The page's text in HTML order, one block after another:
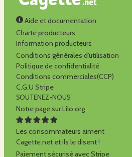
Aide et documentation
Charte producteurs
Information producteurs
Conditions générales d'utilisation
Politique de confidentialité
Conditions commerciales(CCP)
C.G.U Stripe
SOUTENEZ-NOUS
Notre page sur Lilo.org
Les consommateurs aiment
Cagette.net et ils le disent !
Paiement sécurisé avec Stripe